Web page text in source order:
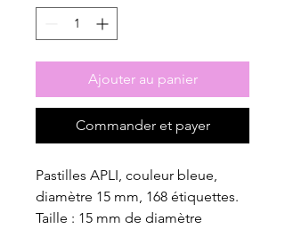
Ajouter au panier
Commander et payer
Pastilles APLI, couleur bleue,
diamètre 15 mm, 168 étiquettes.
Taille : 15 mm de diamètre